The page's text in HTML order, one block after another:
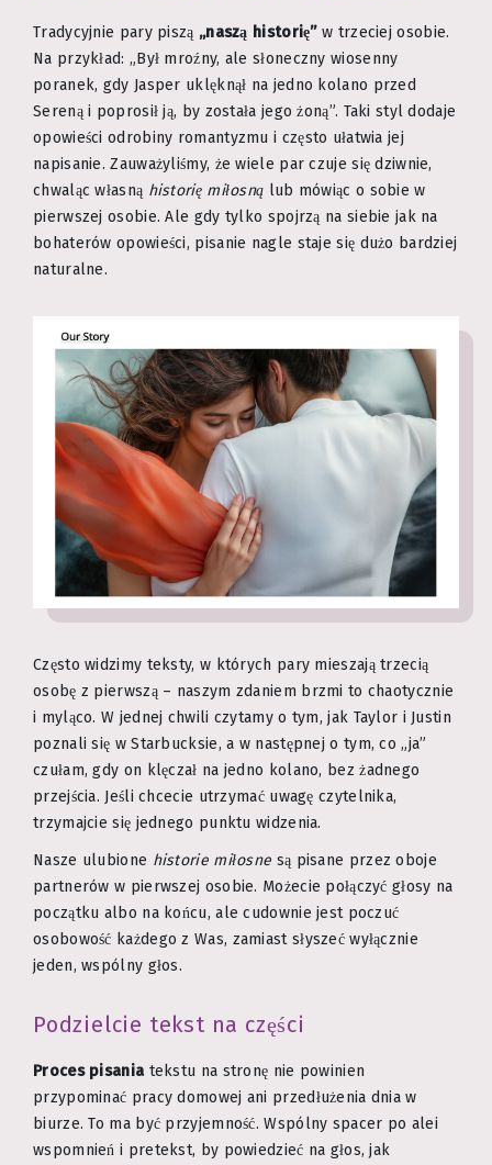
Tradycyjnie pary piszą „naszą historię”w trzeciej osobie.
Na przykład: „Był mroźny, ale słoneczny wiosenny
poranek, gdy Jasper uklęknął na jedno kolano przed
Sereną i poprosił ją, by została jego żoną”. Taki styl dodaje
opowieści odrobiny romantyzmu i często ułatwia jej
napisanie. Zauważyliśmy, że wiele par czuje się dziwnie,
chwaląc własną historię miłosną lub mówiąc o sobie w
pierwszej osobie. Ale gdy tylko spojrzą na siebie jak na
bohaterów opowieści, pisanie nagle staje się dużo bardziej
naturalne.
Często widzimy teksty, w których pary mieszają trzecią
osobę z pierwszą – naszym zdaniem brzmi to chaotycznie
i myląco. W jednej chwili czytamy o tym, jak Taylor i Justin
poznali się w Starbucksie, a w następnej o tym, co „ja”
czułam, gdy on klęczał na jedno kolano, bez żadnego
przejścia. Jeśli chcecie utrzymać uwagę czytelnika,
trzymajcie się jednego punktu widzenia.
Nasze ulubione historie miłosne są pisane przez oboje
partnerów w pierwszej osobie. Możecie połączyć głosy na
początku albo na końcu, ale cudownie jest poczuć
osobowość każdego z Was, zamiast słyszeć wyłącznie
jeden, wspólny głos.
Podzielcie tekst na części
Proces pisania tekstu na stronę nie powinien
przypominać pracy domowej ani przedłużenia dnia w
biurze. To ma być przyjemność. Wspólny spacer po alei
wspomnień i pretekst, by powiedzieć na głos, jak